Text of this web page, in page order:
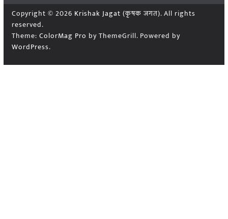
Copyright © 2026 Krishak Jagat (कृषक जगत). All rights
reserved.
Theme: ColorMag Pro by ThemeGrill. Powered by
WordPress.